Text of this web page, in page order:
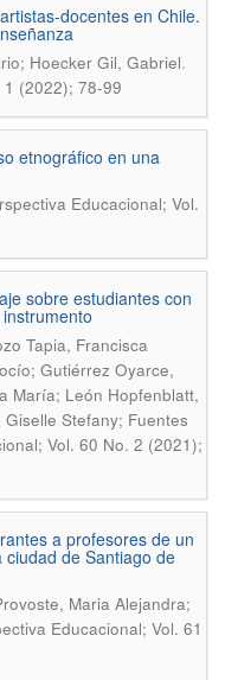
docentes en Chile.
Hoecker Gil, Gabriel.
1 (2022); 78-99
etnográfico en una
Educacional; Vol.
sobre estudiantes con
Tapia, Francisca
Gutiérrez Oyarce,
María; León Hopfenblatt,
Stefany; Fuentes
Vol. 60 No. 2 (2021);
a profesores de un
de Santiago de
Maria Alejandra;
Educacional; Vol. 61